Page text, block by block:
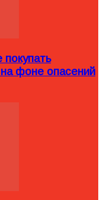
фоне опасений